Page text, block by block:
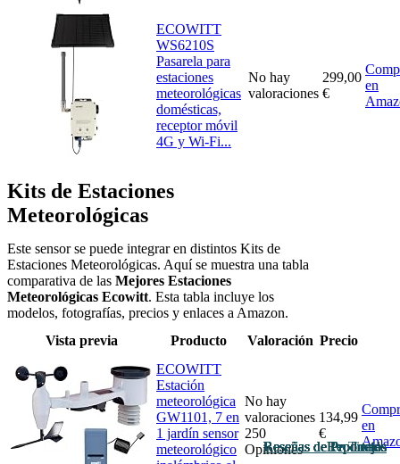
ECOWITT
WS6210S
Pasarela para
estaciones
meteorológicas
domésticas,
receptor móvil
4G y Wi-Fi...
No hay
valoraciones
299,00
€
en
Kits de Estaciones
Meteorológicas
Este sensor se puede integrar en distintos Kits de
Estaciones Meteorológicas. Aquí se muestra una tabla
comparativa de las Mejores Estaciones
Meteorológicas Ecowitt. Esta tabla incluye los
modelos, fotografías, precios y enlaces a Amazon.
Vista previa
Producto Valoración Precio
ECOWITT
Estación
meteorológica
GW1101, 7 en
1 jardín sensor
meteorológico
No hay
valoraciones
250
Opiniones
134,99
€
en
Reseñas de Productos
Reseñas de Productos
Reseñas de Productos
Reportajes
Reportajes
Reportajes
Tienda
Reseñas de Productos
Reseñas de Productos
Reseñas de Productos
Reseñas de Productos
Reseñas de Productos
Reseñas de Productos